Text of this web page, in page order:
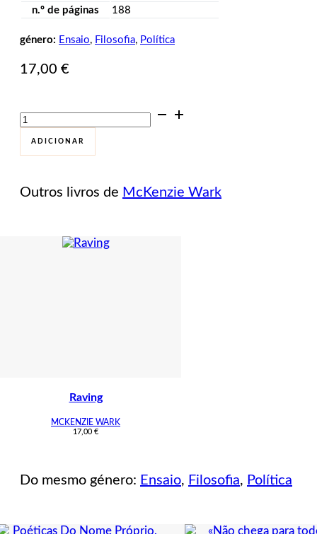
n.º de páginas
188
género: Ensaio, Filosofia, Política
17,00 €
Quantidade
de
Um
Manifesto
ADICIONAR
Outros livros de McKenzie Wark
Raving
MCKENZIE WARK
17,00 €
Do mesmo género: Ensaio, Filosofia, Política